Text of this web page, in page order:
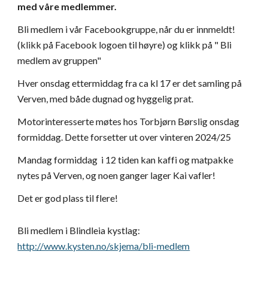
med våre medlemmer.
Bli medlem i vår Facebookgruppe, når du er innmeldt!
(klikk på Facebook logoen til høyre) og klikk på " Bli
medlem av gruppen"
Hver onsdag ettermiddag fra ca kl 17 er det samling på
Verven, med både dugnad og hyggelig prat.
Motorinteresserte møtes hos Torbjørn Børslig onsdag
formiddag. Dette forsetter ut over vinteren 2024/25
Mandag formiddag i 12 tiden kan kaffi og matpakke
nytes på Verven, og noen ganger lager Kai vafler!
Det er god plass til flere!
Bli medlem i Blindleia kystlag:
http://www.kysten.no/skjema/bli-medlem